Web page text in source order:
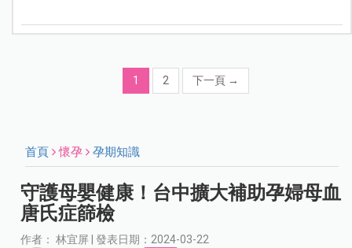
1 2 下一頁 →
首頁 懷孕 孕期知識
守護母嬰健康！台中擴大補助孕婦母血
唐氏症篩檢
作者： 林宜屏 | 發表日期：2024-03-22